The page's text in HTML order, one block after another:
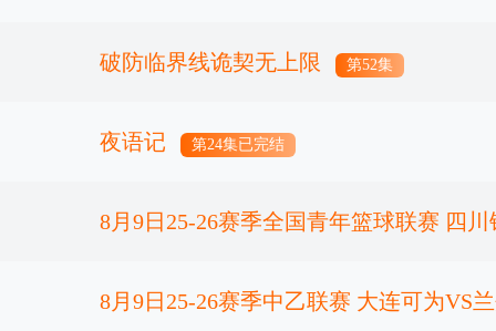
西海岸 正片
破防临界线诡契无上限 第52集
夜语记 第24集已完结
8月9日25-26赛季全国青年篮球联赛 四川
天津荣钢 正片
8月9日25-26赛季中乙联赛 大连可为VS